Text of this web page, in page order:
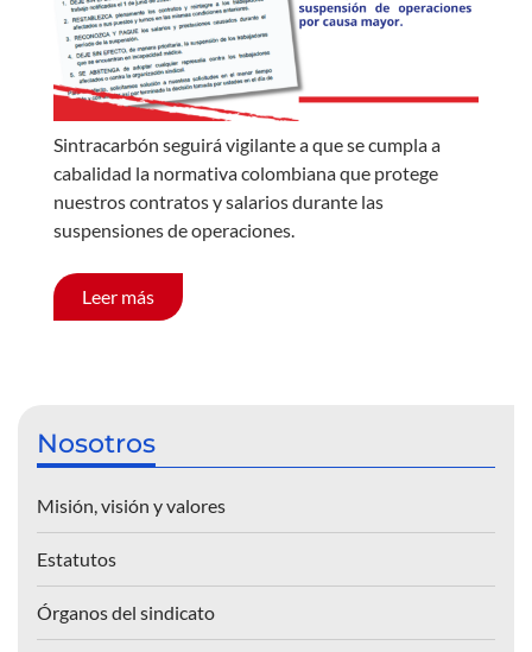
Sintracarbón seguirá vigilante a que se cumpla a
cabalidad la normativa colombiana que protege
nuestros contratos y salarios durante las
suspensiones de operaciones.
Leer más
Nosotros
Misión, visión y valores
Estatutos
Órganos del sindicato